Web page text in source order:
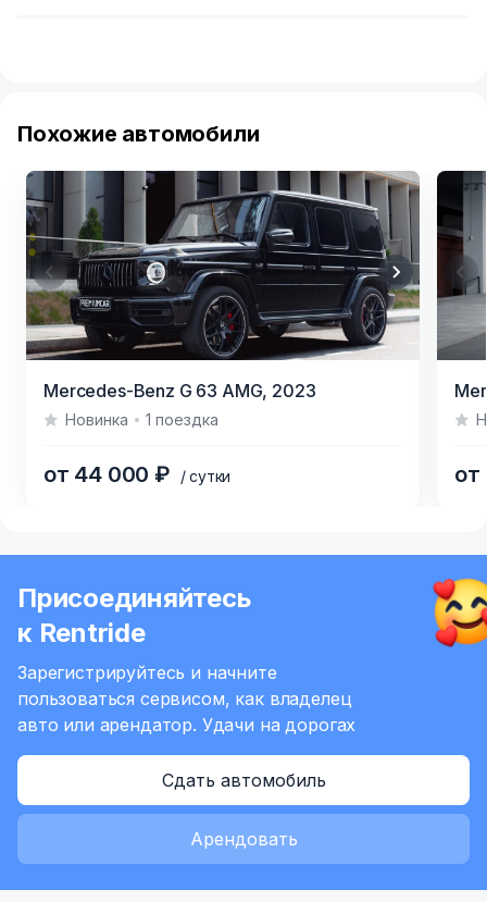
Похожие автомобили
Mercedes-Benz G 63 AMG, 2023
Новинка 1 поездка
от 44 000 ₽ / сутки
4
Присоединяйтесь
к Rentride
Зарегистрируйтесь и начните
пользоваться сервисом, как владелец
авто или арендатор. Удачи на дорогах
Сдать автомобиль
Арендовать